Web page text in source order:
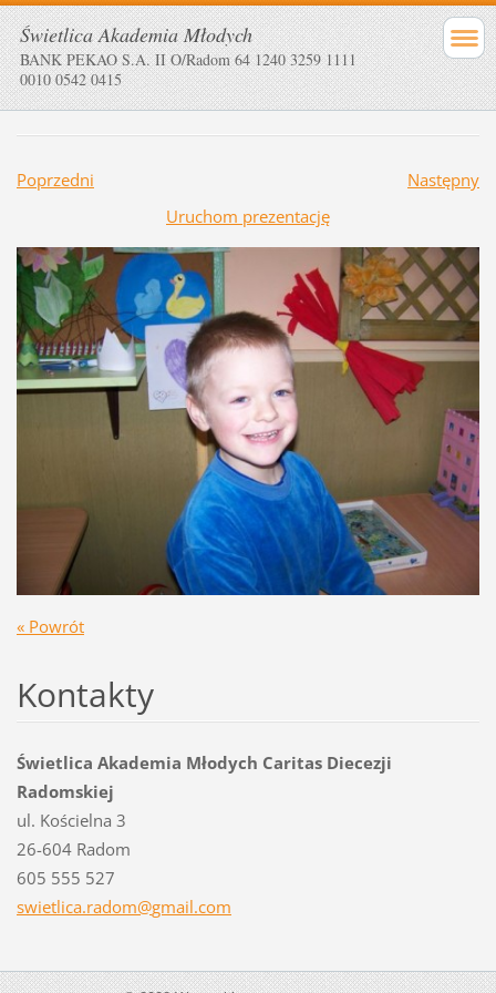
Świetlica Akademia Młodych
BANK PEKAO S.A. II O/Radom 64 1240 3259 1111
0010 0542 0415
Poprzedni
Następny
Uruchom prezentację
« Powrót
Kontakty
Świetlica Akademia Młodych Caritas Diecezji
Radomskiej
ul. Kościelna 3
26-604 Radom
605 555 527
swietlica.radom@gmail.com